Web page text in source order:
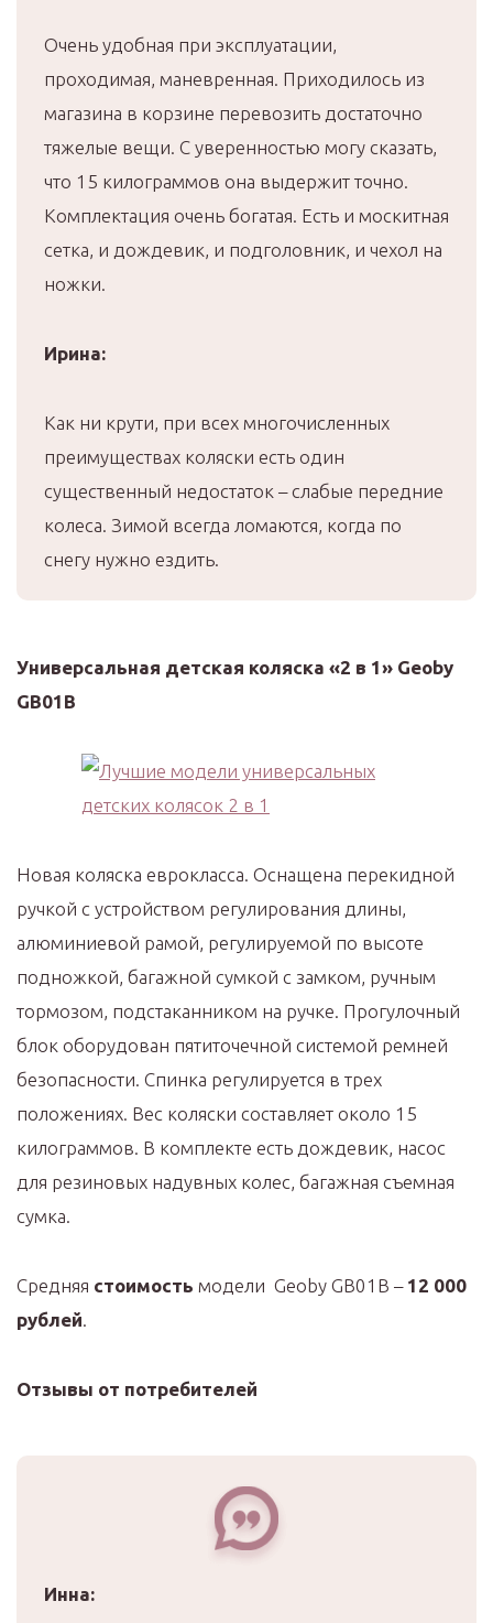
Очень удобная при эксплуатации,
проходимая, маневренная. Приходилось из
магазина в корзине перевозить достаточно
тяжелые вещи. С уверенностью могу сказать,
что 15 килограммов она выдержит точно.
Комплектация очень богатая. Есть и москитная
сетка, и дождевик, и подголовник, и чехол на
ножки.
Ирина:
Как ни крути, при всех многочисленных
преимуществах коляски есть один
существенный недостаток – слабые передние
колеса. Зимой всегда ломаются, когда по
снегу нужно ездить.
Универсальная детская коляска «2 в 1» Geoby
GB01B
Новая коляска еврокласса. Оснащена перекидной
ручкой с устройством регулирования длины,
алюминиевой рамой, регулируемой по высоте
подножкой, багажной сумкой с замком, ручным
тормозом, подстаканником на ручке. Прогулочный
блок оборудован пятиточечной системой ремней
безопасности. Спинка регулируется в трех
положениях. Вес коляски составляет около 15
килограммов. В комплекте есть дождевик, насос
для резиновых надувных колес, багажная съемная
сумка.
Средняя стоимость модели Geoby GB01B – 12 000
рублей.
Отзывы от потребителей
Инна: